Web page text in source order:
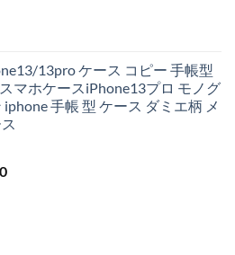
13pro ケース コピー 手帳型
マホケースiPhone13プロ モノグ
手帳 型 ケース ダミエ柄 メ
現